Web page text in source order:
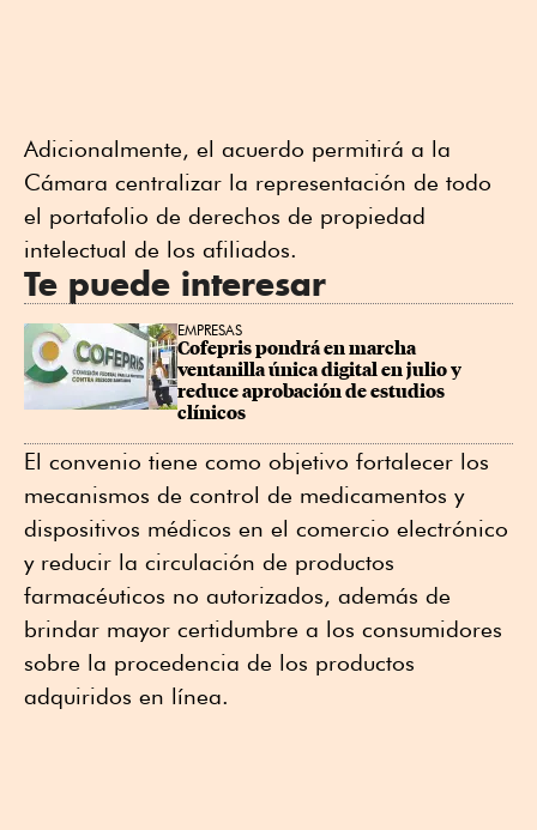
Adicionalmente, el acuerdo permitirá a la
Cámara centralizar la representación de todo
el portafolio de derechos de propiedad
intelectual de los afiliados.
Te puede interesar
EMPRESAS
Cofepris pondrá en marcha
ventanilla única digital en julio y
reduce aprobación de estudios
clínicos
El convenio tiene como objetivo fortalecer los
mecanismos de control de medicamentos y
dispositivos médicos en el comercio electrónico
y reducir la circulación de productos
farmacéuticos no autorizados, además de
brindar mayor certidumbre a los consumidores
sobre la procedencia de los productos
adquiridos en línea.